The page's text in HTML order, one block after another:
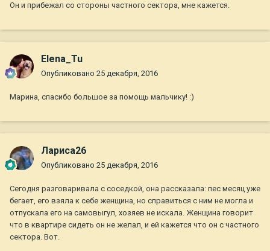
Он и прибежал со стороны частного сектора, мне кажется.
Elena_Tu
Опубликовано 25 декабря, 2016
Марина, спасибо большое за помощь мальчику! :)
Лариса26
Опубликовано 25 декабря, 2016
Сегодня разговаривала с соседкой, она рассказала: пес месяц уже
бегает, его взяла к себе женщина, но справиться с ним не могла и
отпускала его на самовыгул, хозяев не искала. Женщина говорит
что в квартире сидеть он не желал, и ей кажется что он с частного
сектора. Вот.